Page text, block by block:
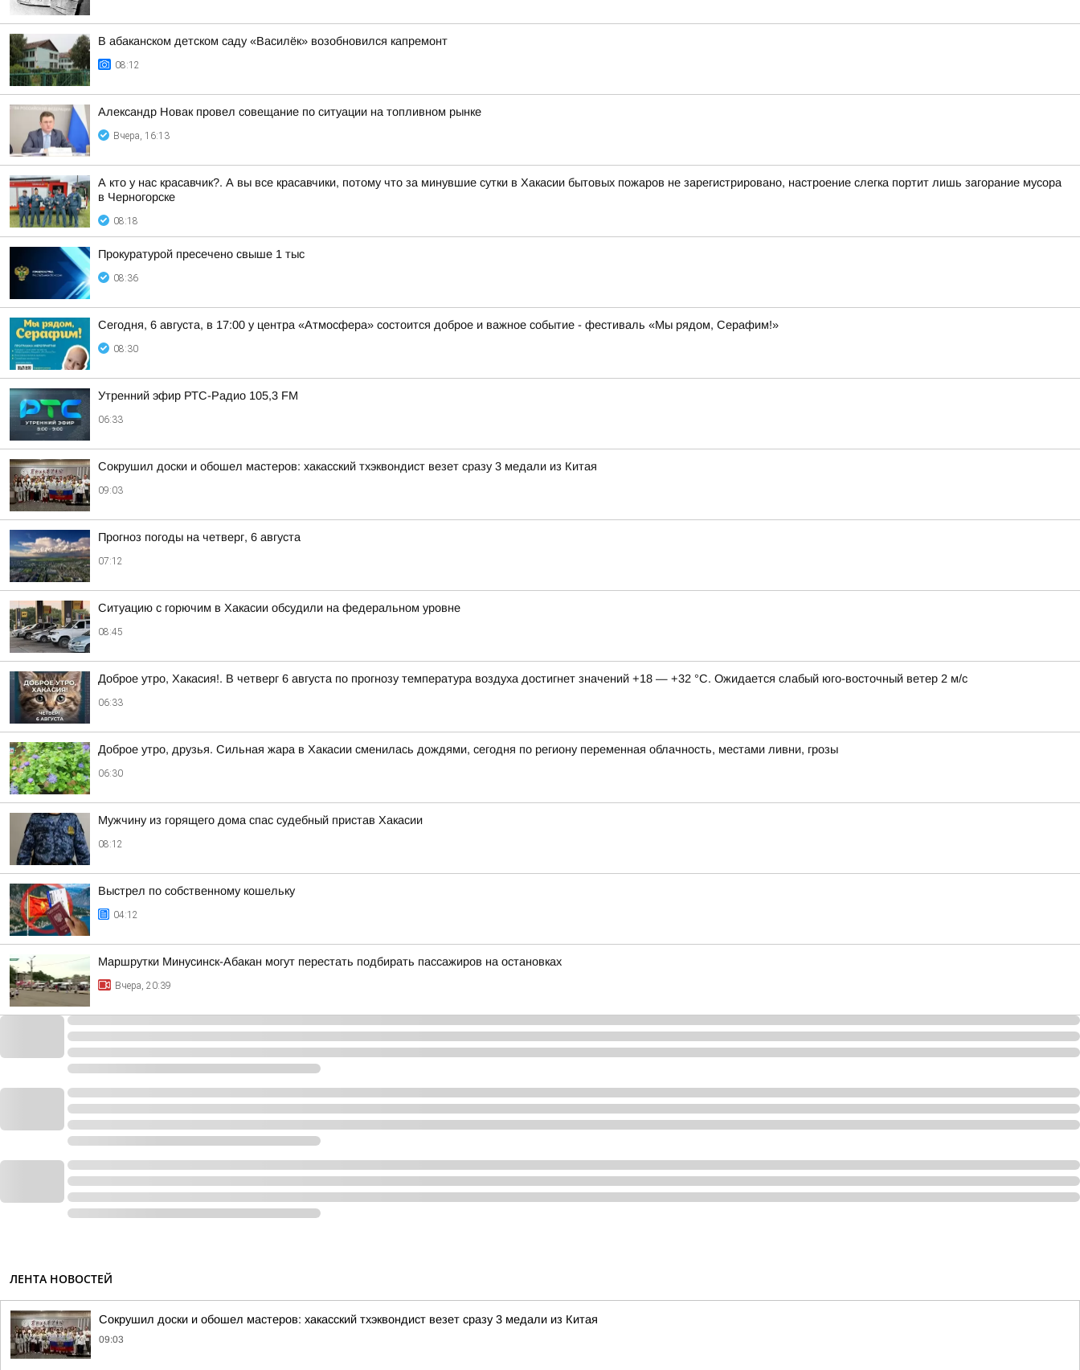
В абаканском детском саду «Василёк» возобновился капремонт
08:12
Александр Новак провел совещание по ситуации на топливном рынке
Вчера, 16:13
А кто у нас красавчик?. А вы все красавчики, потому что за минувшие сутки в Хакасии бытовых пожаров не зарегистрировано, настроение слегка портит лишь загорание мусора
в Черногорске
08:18
Прокуратурой пресечено свыше 1 тыс
08:36
Сегодня, 6 августа, в 17:00 у центра «Атмосфера» состоится доброе и важное событие - фестиваль «Мы рядом, Серафим!»
08:30
Утренний эфир РТС-Радио 105,3 FM
06:33
Сокрушил доски и обошел мастеров: хакасский тхэквондист везет сразу 3 медали из Китая
09:03
Прогноз погоды на четверг, 6 августа
07:12
Ситуацию с горючим в Хакасии обсудили на федеральном уровне
08:45
Доброе утро, Хакасия!. В четверг 6 августа по прогнозу температура воздуха достигнет значений +18 — +32 °С. Ожидается слабый юго-восточный ветер 2 м/с
06:33
Доброе утро, друзья. Сильная жара в Хакасии сменилась дождями, сегодня по региону переменная облачность, местами ливни, грозы
06:30
Мужчину из горящего дома спас судебный пристав Хакасии
08:12
Выстрел по собственному кошельку
04:12
Маршрутки Минусинск-Абакан могут перестать подбирать пассажиров на остановках
Вчера, 20:39
ЛЕНТА НОВОСТЕЙ
Сокрушил доски и обошел мастеров: хакасский тхэквондист везет сразу 3 медали из Китая
09:03